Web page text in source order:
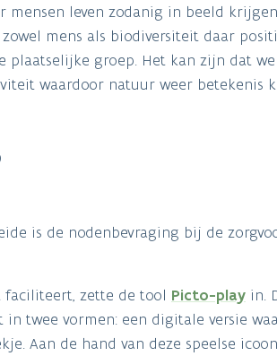
mensen leven zodanig in beeld
mens als biodiversiteit daar
groep. Het kan zijn dat
waardoor natuur weer betekenis
is de nodenbevraging bij de
faciliteert, zette de tool Picto-play in.
in twee vormen: een digitale versie
Aan de hand van deze speelse